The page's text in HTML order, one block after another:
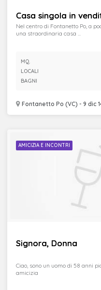
Casa singola in
Fontanetto Po (VC) - 9 dic
Nel centro di Fontanetto Po, a
una straordinaria casa ...
MQ.
LOCALI
BAGNI
AMICIZIA E INCONTRI
Signora, Donna
Ciao, sono un uomo di 58 anni
amicizia